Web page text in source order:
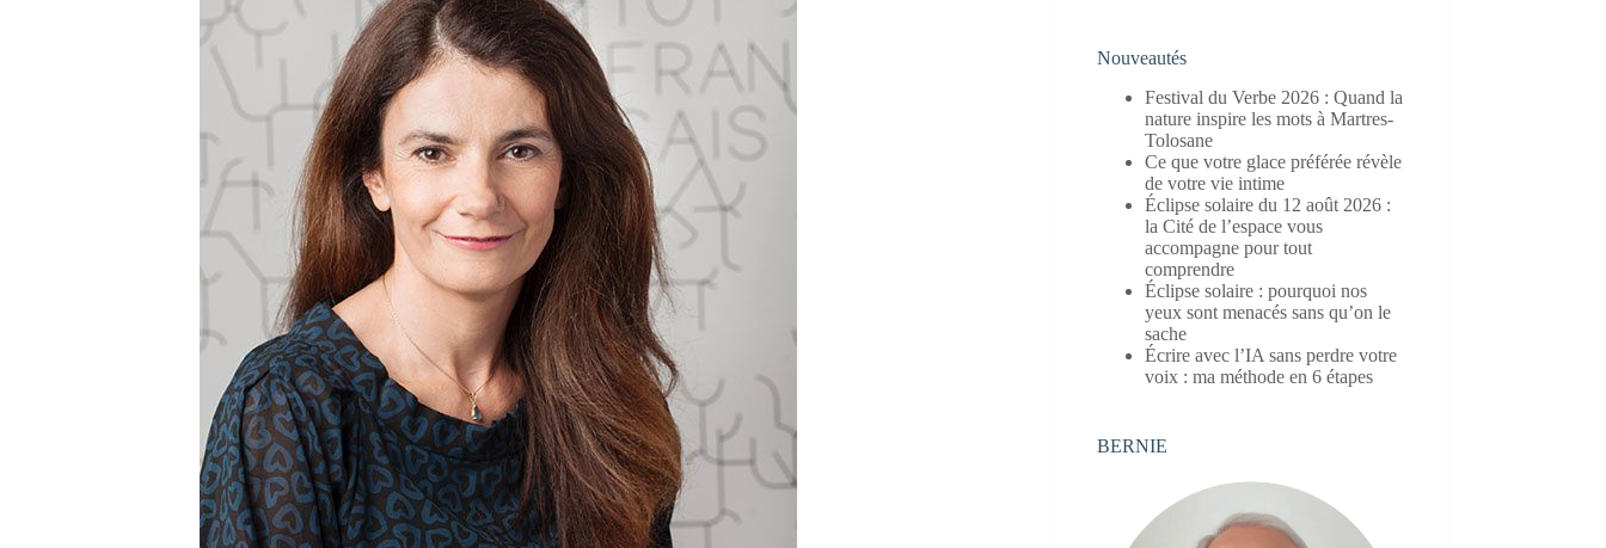
Nouveautés
Festival du Verbe 2026 : Quand la
nature inspire les mots à Martres-
Tolosane
Ce que votre glace préférée révèle
de votre vie intime
Éclipse solaire du 12 août 2026 :
la Cité de l’espace vous
accompagne pour tout
comprendre
Éclipse solaire : pourquoi nos
yeux sont menacés sans qu’on le
sache
Écrire avec l’IA sans perdre votre
voix : ma méthode en 6 étapes
BERNIE